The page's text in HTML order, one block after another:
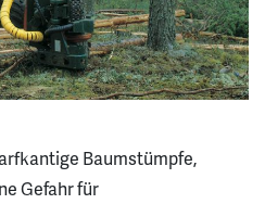
Baumstümpfe,
Gefahr für